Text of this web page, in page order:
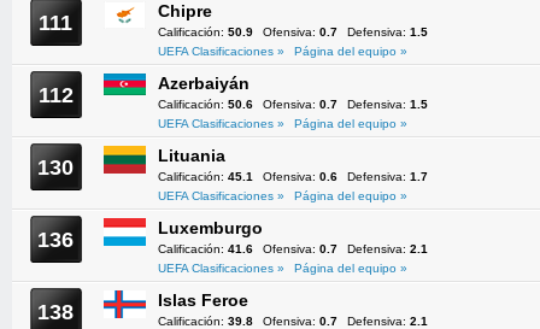
111 Chipre
Calificación: 50.9 Ofensiva: 0.7 Defensiva: 1.5
UEFA Clasificaciones »
Página del equipo »
112 Azerbaiyán
Calificación: 50.6 Ofensiva: 0.7 Defensiva: 1.5
UEFA Clasificaciones »
Página del equipo »
130 Lituania
Calificación: 45.1 Ofensiva: 0.6 Defensiva: 1.7
UEFA Clasificaciones »
Página del equipo »
136 Luxemburgo
Calificación: 41.6 Ofensiva: 0.7 Defensiva: 2.1
UEFA Clasificaciones »
Página del equipo »
138 Islas Feroe
Calificación: 39.8 Ofensiva: 0.7 Defensiva: 2.1